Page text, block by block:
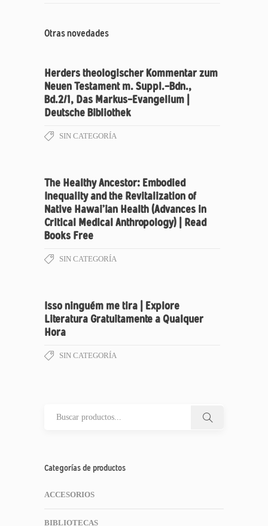
Otras novedades
Herders theologischer Kommentar zum
Neuen Testament m. Suppl.-Bdn.,
Bd.2/1, Das Markus-Evangelium |
Deutsche Bibliothek
SIN CATEGORÍA
The Healthy Ancestor: Embodied
Inequality and the Revitalization of
Native Hawai’ian Health (Advances in
Critical Medical Anthropology) | Read
Books Free
SIN CATEGORÍA
Isso ninguém me tira | Explore
Literatura Gratuitamente a Qualquer
Hora
SIN CATEGORÍA
Categorías de productos
ACCESORIOS
BIBLIOTECAS